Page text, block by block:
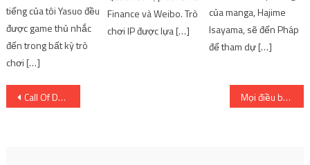
tiếng của tôi Yasuo đều
được game thủ nhắc
đến trong bất kỳ trò
chơi […]
Finance và Weibo. Trò
chơi IP được lựa […]
của manga, Hajime
Isayama, sẽ đến Pháp
để tham dự […]
Post
Call Of Duty Modern Warfare 2: Cách lên cấp nhanh chóng Mọi điều bạn cần biết – 9 Kitsune có đuôi